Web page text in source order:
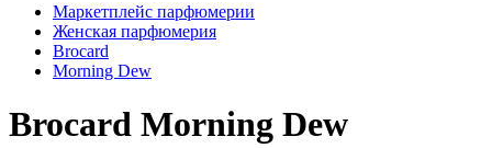
Маркетплейс парфюмерии
Женская парфюмерия
Brocard
Morning Dew
Brocard Morning Dew